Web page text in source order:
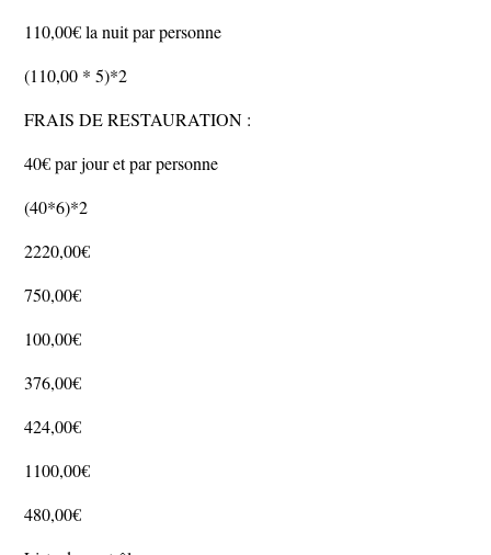
110,00€ la nuit par personne
(110,00 * 5)*2
FRAIS DE RESTAURATION :
40€ par jour et par personne
(40*6)*2
2220,00€
750,00€
100,00€
376,00€
424,00€
1100,00€
480,00€